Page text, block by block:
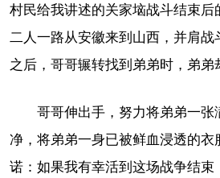
村民给我讲述的关家垴战斗结束后
二人一路从安徽来到山西，并肩战
之后，哥哥辗转找到弟弟时，弟弟
哥哥伸出手，努力将弟弟一张
净，将弟弟一身已被鲜血浸透的衣
诺：如果我有幸活到这场战争结束